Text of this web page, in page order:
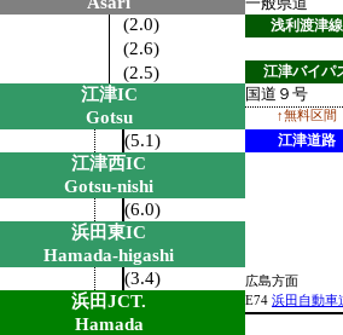
(2.0) 浅利渡津線
(2.6)
(2.5)
江津バイパ
江津IC 国道９号
Gotsu ↑無料区間
(5.1) 江津道路
江津西IC
Gotsu-nishi
(6.0)
浜田東IC
Hamada-higashi
(3.4)
広島方面
浜田JCT. E74 浜田自動車
Hamada